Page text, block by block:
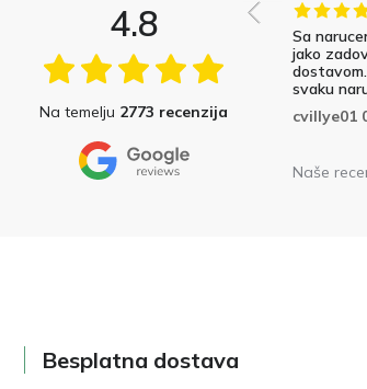
4.8
Na temelju 2773 recenzija
Sa
jako
svaku
cvillye01
Naše
Besplatna dostava